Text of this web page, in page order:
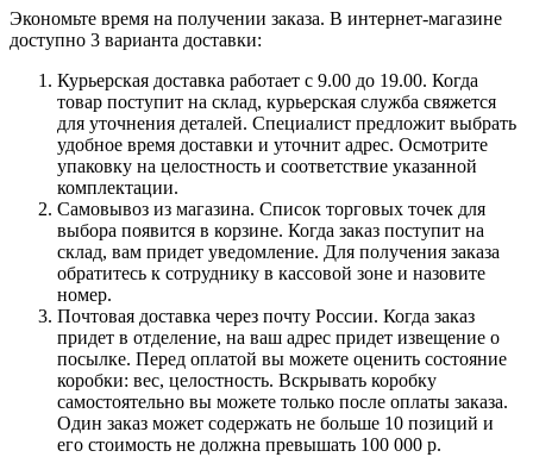
Экономьте время на получении заказа. В интернет-магазине
доступно 3 варианта доставки:
Курьерская доставка работает с 9.00 до 19.00. Когда
товар поступит на склад, курьерская служба свяжется
для уточнения деталей. Специалист предложит выбрать
удобное время доставки и уточнит адрес. Осмотрите
упаковку на целостность и соответствие указанной
комплектации.
Самовывоз из магазина. Список торговых точек для
выбора появится в корзине. Когда заказ поступит на
склад, вам придет уведомление. Для получения заказа
обратитесь к сотруднику в кассовой зоне и назовите
номер.
Почтовая доставка через почту России. Когда заказ
придет в отделение, на ваш адрес придет извещение о
посылке. Перед оплатой вы можете оценить состояние
коробки: вес, целостность. Вскрывать коробку
самостоятельно вы можете только после оплаты заказа.
Один заказ может содержать не больше 10 позиций и
его стоимость не должна превышать 100 000 р.